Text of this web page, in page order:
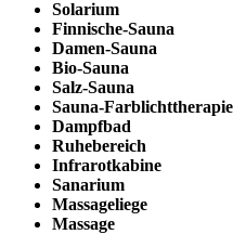
Solarium
Finnische-Sauna
Damen-Sauna
Bio-Sauna
Salz-Sauna
Sauna-Farblichttherapie
Dampfbad
Ruhebereich
Infrarotkabine
Sanarium
Massageliege
Massage